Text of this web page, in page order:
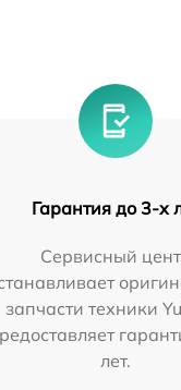
Гарантия до 3-х
Сервисный
запчасти техники
лет.